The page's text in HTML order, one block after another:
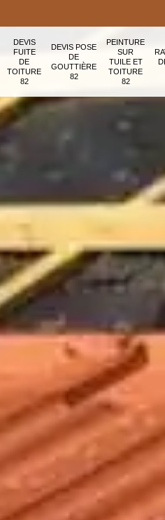
DEVIS
FUITE
DE
TOITURE
82
DEVIS POSE
DE
GOUTTIÈRE
82
PEINTURE
SUR
TUILE ET
TOITURE
82